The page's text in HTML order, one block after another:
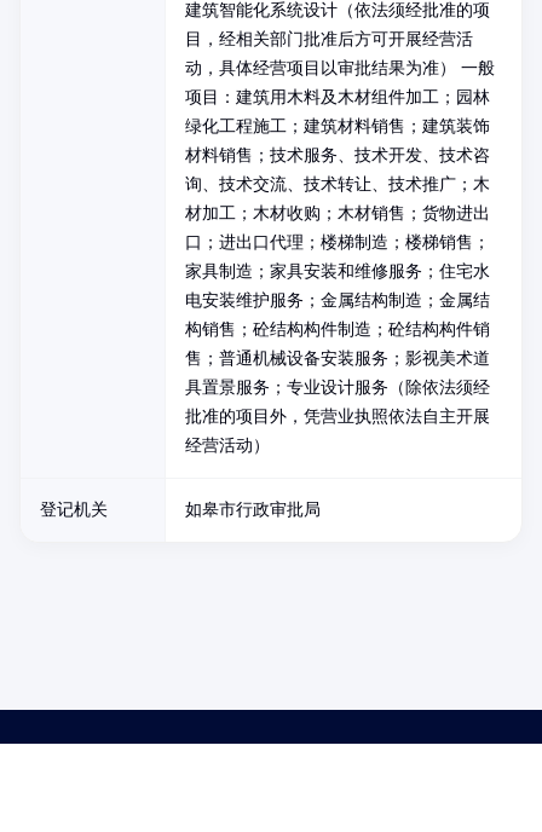
建筑智能化系统设计（依法须经批准的项
目，经相关部门批准后方可开展经营活
动，具体经营项目以审批结果为准） 一般
项目：建筑用木料及木材组件加工；园林
绿化工程施工；建筑材料销售；建筑装饰
材料销售；技术服务、技术开发、技术咨
询、技术交流、技术转让、技术推广；木
材加工；木材收购；木材销售；货物进出
口；进出口代理；楼梯制造；楼梯销售；
家具制造；家具安装和维修服务；住宅水
电安装维护服务；金属结构制造；金属结
构销售；砼结构构件制造；砼结构构件销
售；普通机械设备安装服务；影视美术道
具置景服务；专业设计服务（除依法须经
批准的项目外，凭营业执照依法自主开展
经营活动）
登记机关 如皋市行政审批局